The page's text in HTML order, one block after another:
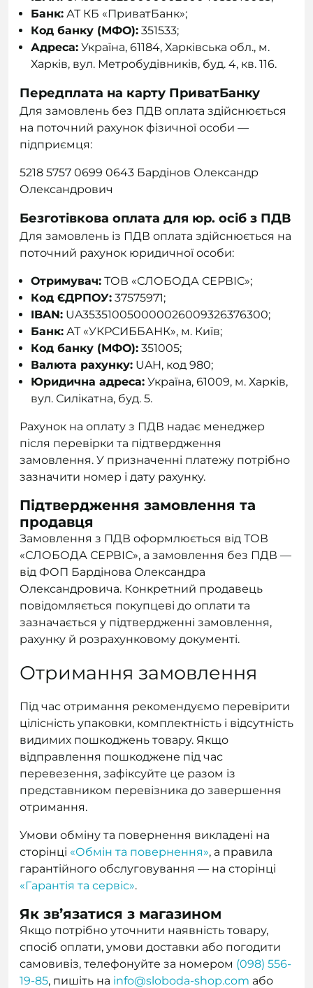
Банк: АТ КБ «ПриватБанк»;
Код банку (МФО): 351533;
Адреса: Україна, 61184, Харківська обл., м.
Харків, вул. Метробудівників, буд. 4, кв. 116.
Передплата на карту ПриватБанку
Для замовлень без ПДВ оплата здійснюється
на поточний рахунок фізичної особи —
підприємця:
5218 5757 0699 0643 Бардінов Олександр
Олександрович
Безготівкова оплата для юр. осіб з ПДВ
Для замовлень із ПДВ оплата здійснюється на
поточний рахунок юридичної особи:
Отримувач: ТОВ «СЛОБОДА СЕРВІС»;
Код ЄДРПОУ: 37575971;
IBAN: UA353510050000026009326376300;
Банк: АТ «УКРСИББАНК», м. Київ;
Код банку (МФО): 351005;
Валюта рахунку: UAH, код 980;
Юридична адреса: Україна, 61009, м. Харків,
вул. Силікатна, буд. 5.
Рахунок на оплату з ПДВ надає менеджер
після перевірки та підтвердження
замовлення. У призначенні платежу потрібно
зазначити номер і дату рахунку.
Підтвердження замовлення та
продавця
Замовлення з ПДВ оформлюється від ТОВ
«СЛОБОДА СЕРВІС», а замовлення без ПДВ —
від ФОП Бардінова Олександра
Олександровича. Конкретний продавець
повідомляється покупцеві до оплати та
зазначається у підтвердженні замовлення,
рахунку й розрахунковому документі.
Отримання замовлення
Під час отримання рекомендуємо перевірити
цілісність упаковки, комплектність і відсутність
видимих пошкоджень товару. Якщо
відправлення пошкоджене під час
перевезення, зафіксуйте це разом із
представником перевізника до завершення
отримання.
Умови обміну та повернення викладені на
сторінці «Обмін та повернення», а правила
гарантійного обслуговування — на сторінці
«Гарантія та сервіс».
Як зв’язатися з магазином
Якщо потрібно уточнити наявність товару,
спосіб оплати, умови доставки або погодити
самовивіз, телефонуйте за номером (098) 556-
19-85, пишіть на info@sloboda-shop.com або